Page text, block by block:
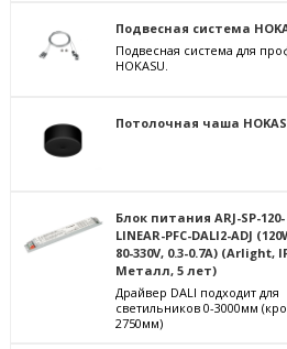
Подвесная система
Подвесная система для
HOKASU.
Потолочная чаша
Блок питания ARJ-SP-120-
LINEAR-PFC-DALI2-ADJ
80-330V, 0.3-0.7A) (Arlight,
Металл, 5 лет)
Драйвер DALI подходит для
светильников 0-3000мм
2750мм)